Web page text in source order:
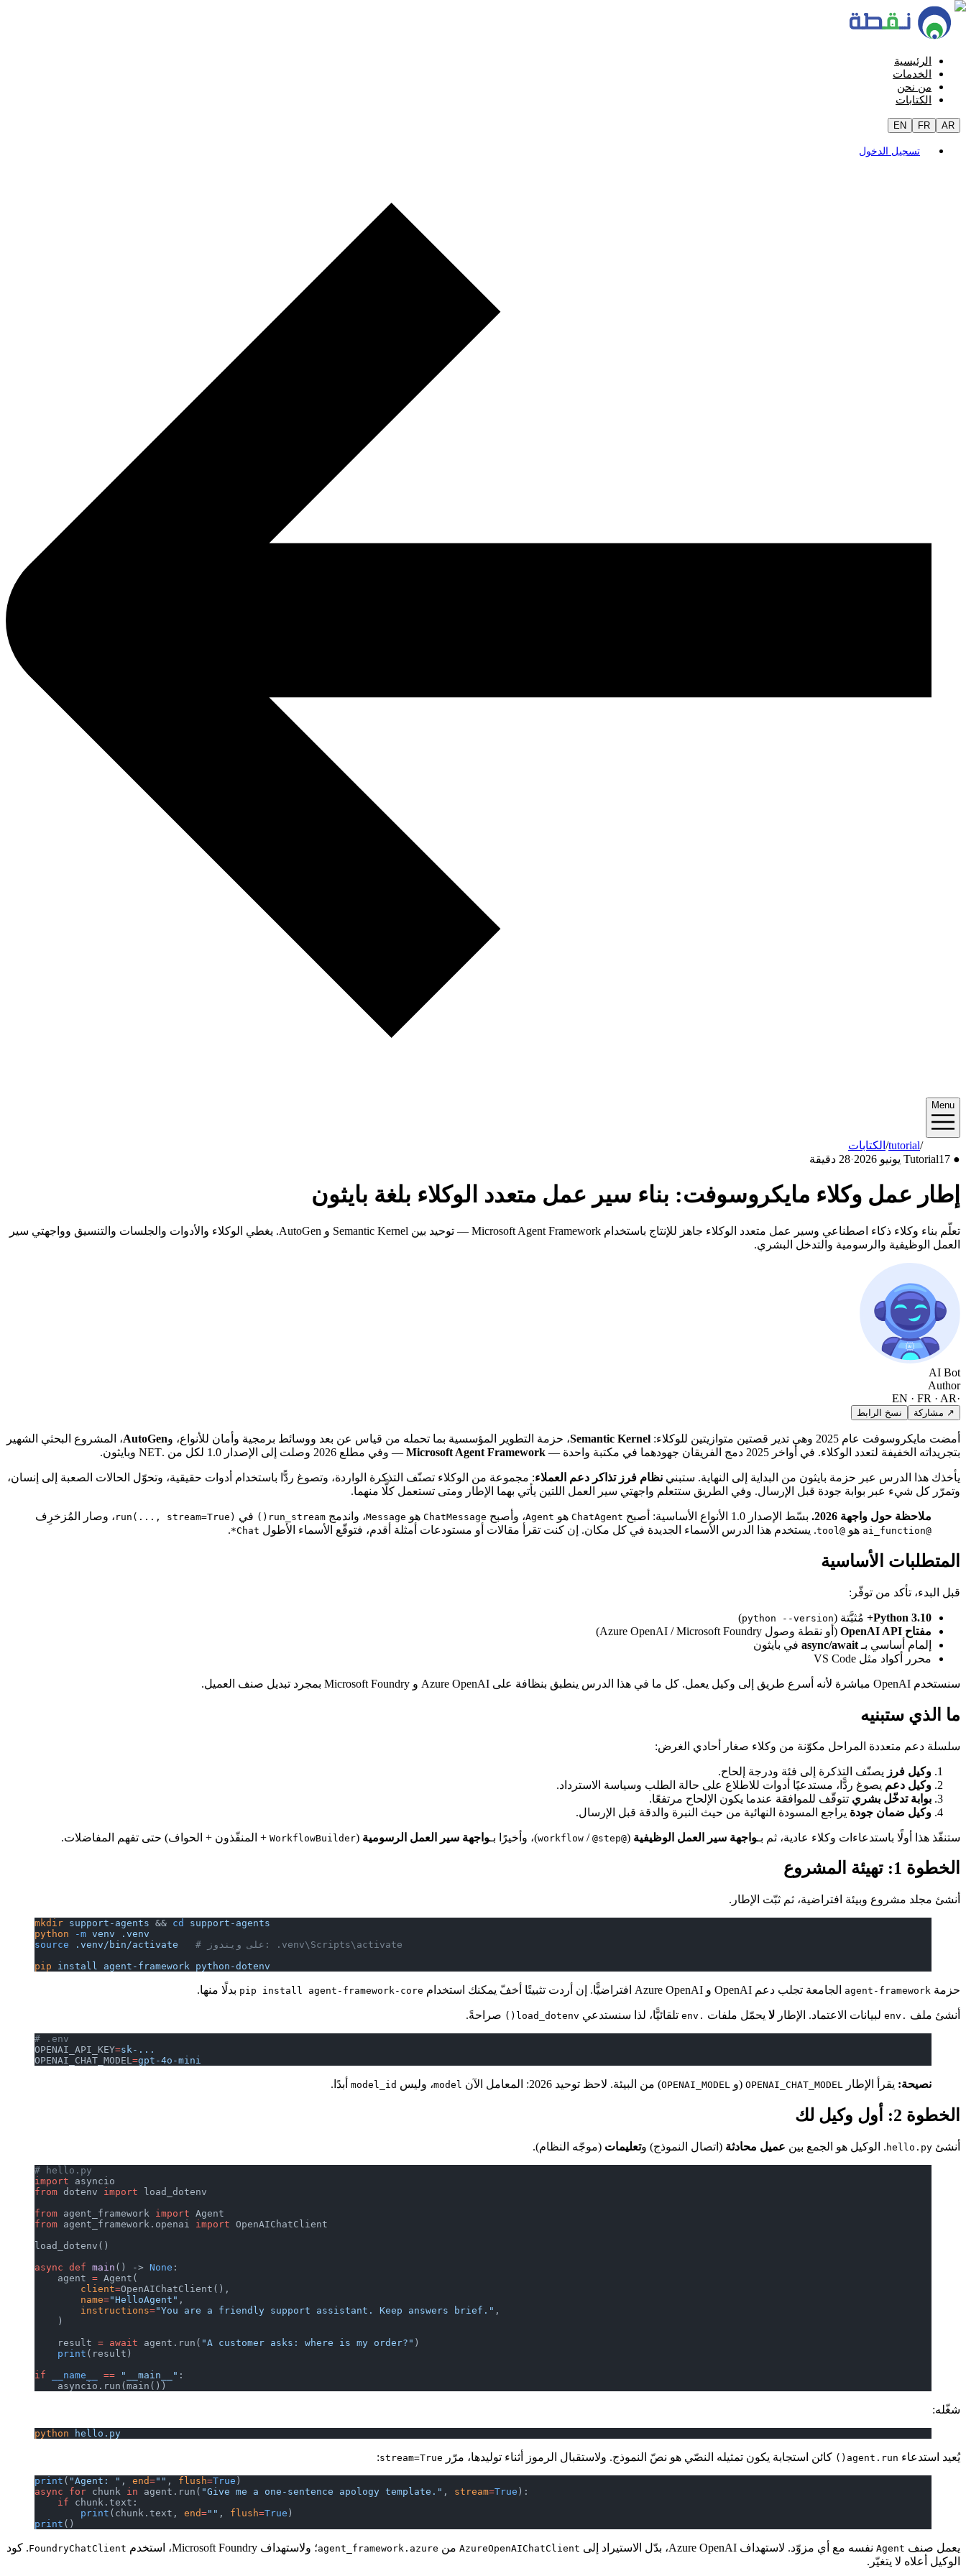
الرئيسية
الخدمات
من نحن
الكتابات
EN FR AR
تسجيل الدخول
Menu
الكتابات /tutorial/2026/06
●
Tutorial17 يونيو 2026 ·28 دقيقة
إطار عمل وكلاء مايكروسوفت: بناء سير عمل متعدد الوكلاء بلغة بايثون
تعلّم بناء وكلاء ذكاء اصطناعي وسير عمل متعدد الوكلاء جاهز للإنتاج باستخدام Microsoft Agent Framework — توحيد بين Semantic Kernel و AutoGen. يغطي الوكلاء والأدوات والجلسات والتنسيق وواجهتي سير
العمل الوظيفية والرسومية والتدخل البشري.
AI Bot
Author
·
EN · FR · AR
↗ مشاركة نسخ الرابط
أمضت مايكروسوفت عام 2025 وهي تدير قصتين متوازيتين للوكلاء: Semantic Kernel، حزمة التطوير المؤسسية بما تحمله من قياس عن بعد ووسائط برمجية وأمان للأنواع، وAutoGen، المشروع البحثي الشهير
بتجريداته الخفيفة لتعدد الوكلاء. في أواخر 2025 دمج الفريقان جهودهما في مكتبة واحدة —
Microsoft Agent Framework — وفي مطلع 2026 وصلت إلى الإصدار 1.0 لكل من .NET وبايثون.
يأخذك هذا الدرس عبر حزمة بايثون من البداية إلى النهاية. ستبني نظام فرز تذاكر دعم العملاء: مجموعة من الوكلاء تصنّف التذكرة الواردة، وتصوغ ردًّا باستخدام أدوات حقيقية، وتحوّل الحالات الصعبة إلى إنسان،
وتمرّر كل شيء عبر بوابة جودة قبل الإرسال. وفي الطريق ستتعلم واجهتي سير العمل اللتين يأتي بهما الإطار ومتى تستعمل كلًّا منهما.
ملاحظة حول واجهة 2026. بسّط الإصدار 1.0 الأنواع الأساسية: أصبح ChatAgent هو Agent، وأصبح ChatMessage هو Message، واندمج run_stream() في run(..., stream=True) ، وصار المُزخرِف
@ai_function هو @tool . يستخدم هذا الدرس الأسماء الجديدة في كل مكان. إن كنت تقرأ مقالات أو مستودعات أمثلة أقدم، فتوقّع الأسماء الأطول Chat*
.
المتطلبات الأساسية
قبل البدء، تأكد من توفّر:
Python 3.10+ مُثبَّتة (python --version
)
مفتاح OpenAI API
(أو نقطة وصول Azure OpenAI / Microsoft Foundry)
إلمام أساسي بـ async/await في بايثون
محرر أكواد مثل VS Code
سنستخدم OpenAI مباشرة لأنه أسرع طريق إلى وكيل يعمل. كل ما في هذا الدرس ينطبق بنظافة على Azure OpenAI و Microsoft Foundry بمجرد تبديل صنف العميل.
ما الذي ستبنيه
سلسلة دعم متعددة المراحل مكوّنة من وكلاء صغار أحادي الغرض:
وكيل فرز يصنّف التذكرة إلى فئة ودرجة إلحاح.
وكيل دعم يصوغ ردًّا، مستدعيًا أدوات للاطلاع على حالة الطلب وسياسة الاسترداد.
بوابة تدخّل بشري تتوقّف للموافقة عندما يكون الإلحاح مرتفعًا.
وكيل ضمان جودة يراجع المسودة النهائية من حيث النبرة والدقة قبل الإرسال.
ستنفّذ هذا أولًا باستدعاءات وكلاء عادية، ثم بـواجهة سير العمل الوظيفية (
@workflow
/ @step )، وأخيرًا بـواجهة سير العمل الرسومية (
WorkflowBuilder + المنفّذون + الحواف) حتى تفهم المفاضلات.
الخطوة 1: تهيئة المشروع
أنشئ مجلد مشروع وبيئة افتراضية، ثم ثبّت الإطار.
mkdir support-agents && cd
support-agents
python -m venv .venv
source .venv/bin/activate
   # على ويندوز: .venv\Scripts\activate
pip install agent-framework python-dotenv
حزمة agent-framework الجامعة تجلب دعم OpenAI و Azure OpenAI افتراضيًّا. إن أردت تثبيتًا أخفّ يمكنك استخدام pip install agent-framework-core بدلًا منها.
أنشئ ملف .env لبيانات الاعتماد. الإطار لا يحمّل ملفات .env تلقائيًّا، لذا سنستدعي load_dotenv() صراحةً.
# .env
OPENAI_API_KEY=sk-...
OPENAI_CHAT_MODEL=gpt-4o-mini
نصيحة: يقرأ الإطار OPENAI_CHAT_MODEL (و OPENAI_MODEL) من البيئة. لاحظ توحيد 2026: المعامل الآن model، وليس model_id أبدًا.
الخطوة 2: أول وكيل لك
أنشئ hello.py . الوكيل هو الجمع بين عميل محادثة (اتصال النموذج) وتعليمات (موجّه النظام).
# hello.py
import asyncio
from dotenv import load_dotenv
from agent_framework import Agent
from agent_framework.openai import OpenAIChatClient
load_dotenv()
async def main () -> None :
    agent
= Agent(
        client
=OpenAIChatClient(),
        name
="HelloAgent" ,
        instructions
="You are a friendly support assistant. Keep answers brief." ,
    )
    result
= await agent.run( "A customer asks: where is my order?" )
    print
(result)
if __name__ == "__main__" :
    asyncio.run(main())
شغّله:
python hello.py
يُعيد استدعاء agent.run() كائن استجابة يكون تمثيله النصّي هو نصّ النموذج. ولاستقبال الرموز أثناء توليدها، مرّر stream=True
:
print ( "Agent: " , end="" , flush=True )
async for chunk in agent.run( "Give me a one-sentence apology template." , stream=True ):
    if
chunk.text:
        print
(chunk.text, end="" , flush=True )
print ()
يعمل صنف Agent نفسه مع أي مزوّد. لاستهداف Azure OpenAI، بدّل الاستيراد إلى AzureOpenAIChatClient من agent_framework.azure؛ ولاستهداف Microsoft Foundry، استخدم FoundryChatClient. كود
الوكيل أعلاه لا يتغيّر.